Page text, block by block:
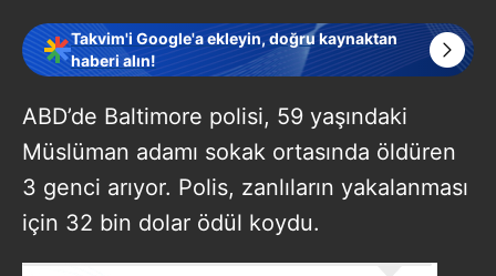
Takvim'i Google'a ekleyin, doğru kaynaktan
haberi alın!
ABD’de Baltimore polisi, 59 yaşındaki
Müslüman adamı sokak ortasında öldüren
3 genci arıyor. Polis, zanlıların yakalanması
için 32 bin dolar ödül koydu.